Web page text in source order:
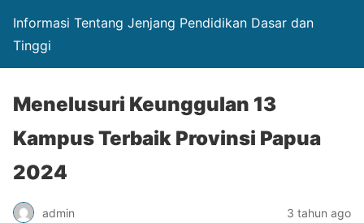
Informasi Tentang Jenjang Pendidikan Dasar dan
Tinggi
Menelusuri Keunggulan 13
Kampus Terbaik Provinsi Papua
2024
admin 3 tahun ago